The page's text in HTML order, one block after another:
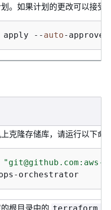
。如果计划的更改可以接受
apply -- auto-approve
克隆存储库，请运行以下命
orchestrator
根目录中的